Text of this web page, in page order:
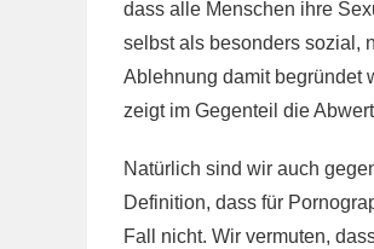
dass alle Menschen ihre
selbst als besonders sozial,
Ablehnung damit begründet
zeigt im Gegenteil die
Natürlich sind wir auch
Definition, dass für
Fall nicht. Wir vermuten,